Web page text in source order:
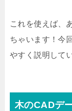
これを使えば、
ちゃいます！今
やすく説明して
木のCADデ